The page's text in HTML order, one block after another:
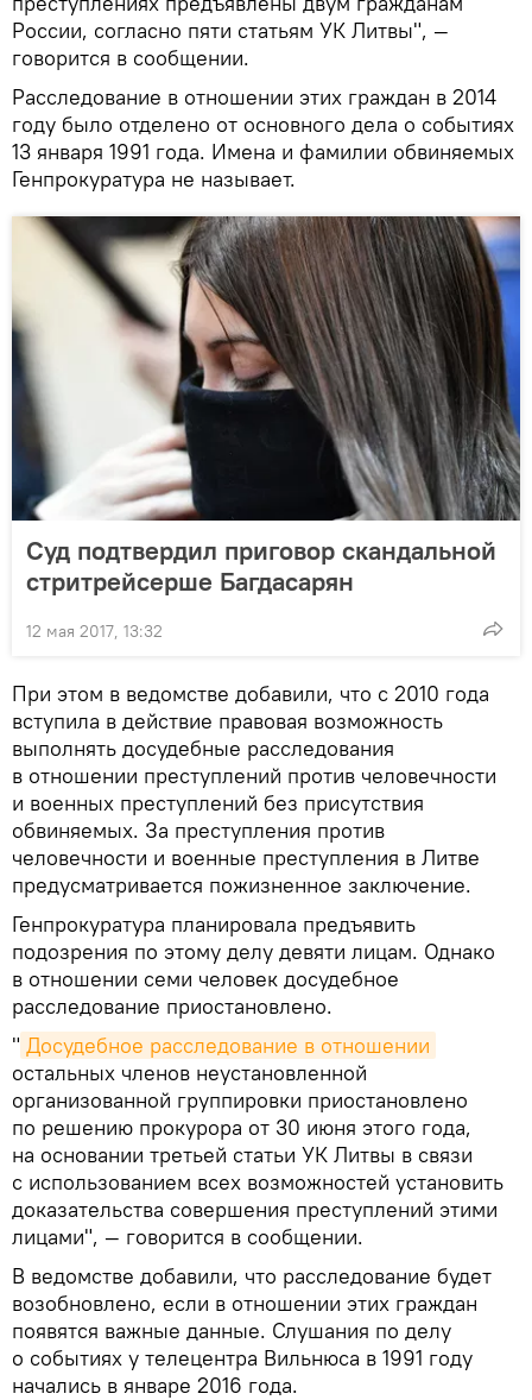
России, согласно пяти статьям УК Литвы", —
говорится в сообщении.
Расследование в отношении этих граждан в 2014
году было отделено от основного дела о событиях
13 января 1991 года. Имена и фамилии обвиняемых
Генпрокуратура не называет.
Суд подтвердил приговор скандальной
стритрейсерше Багдасарян
12 мая 2017, 13:32
При этом в ведомстве добавили, что с 2010 года
вступила в действие правовая возможность
выполнять досудебные расследования
в отношении преступлений против человечности
и военных преступлений без присутствия
обвиняемых. За преступления против
человечности и военные преступления в Литве
предусматривается пожизненное заключение.
Генпрокуратура планировала предъявить
подозрения по этому делу девяти лицам. Однако
в отношении семи человек досудебное
расследование приостановлено.
" Досудебное расследование в отношении
остальных членов неустановленной
организованной группировки приостановлено
по решению прокурора от 30 июня этого года,
на основании третьей статьи УК Литвы в связи
с использованием всех возможностей установить
доказательства совершения преступлений этими
лицами", — говорится в сообщении.
В ведомстве добавили, что расследование будет
возобновлено, если в отношении этих граждан
появятся важные данные. Слушания по делу
о событиях у телецентра Вильнюса в 1991 году
начались в январе 2016 года.